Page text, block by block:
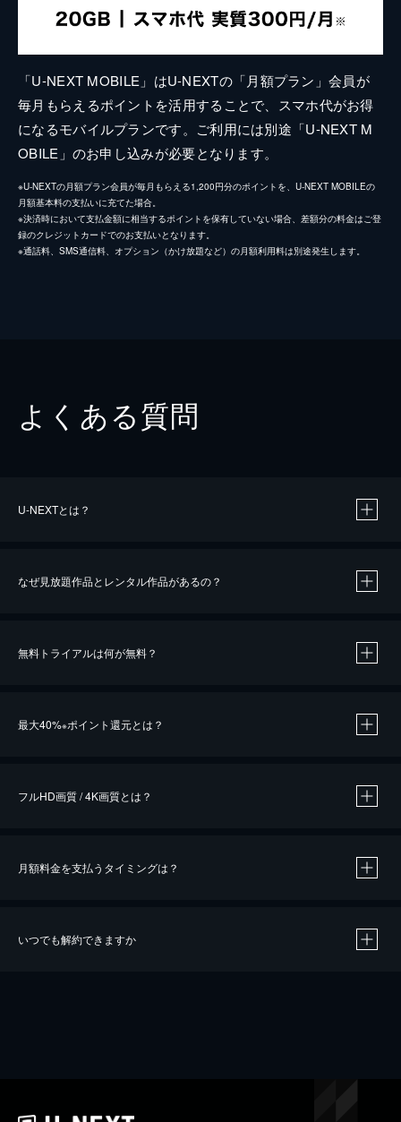
「U-NEXT MOBILE」はU-NEXTの「月額プラン」会員が
毎月もらえるポイントを活用することで、スマホ代がお得
になるモバイルプランです。ご利用には別途「U-NEXT M
OBILE」のお申し込みが必要となります。
※U-NEXTの月額プラン会員が毎月もらえる1,200円分のポイントを、U-NEXT MOBILEの
月額基本料の支払いに充てた場合。
※決済時において支払金額に相当するポイントを保有していない場合、差額分の料金はご登
録のクレジットカードでのお支払いとなります。
※通話料、SMS通信料、オプション（かけ放題など）の月額利用料は別途発生します。
よくある質問
U-NEXTとは？
なぜ見放題作品とレンタル作品があるの？
無料トライアルは何が無料？
最大40%※ポイント還元とは？
※40％ポイント還元の対象は、クレジットカード決済による作品の購入 / レンタルです。
iOSアプリのUコイン決済による作品の購入 / レンタルは、20％のポイント還元です。
フルHD画質 / 4K画質とは？
月額料金を支払うタイミングは？
いつでも解約できますか